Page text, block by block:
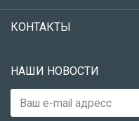
КОНТАКТЫ
НАШИ НОВОСТИ